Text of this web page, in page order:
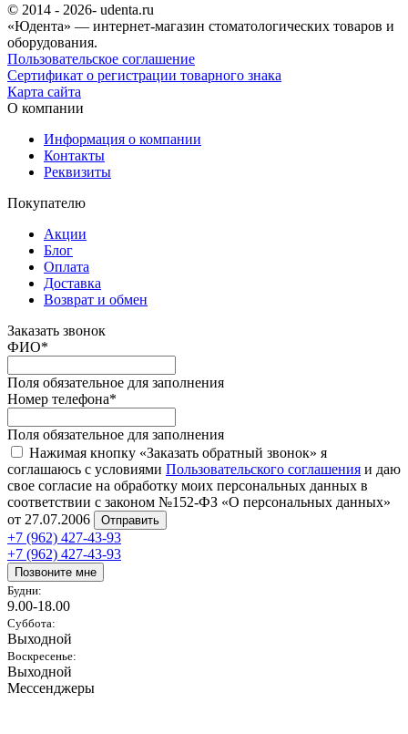
© 2014 - 2026- udenta.ru
«Юдента» — интернет-магазин стоматологических товаров и
оборудования.
Пользовательское соглашение
Сертификат о регистрации товарного знака
Карта сайта
О компании
Информация о компании
Контакты
Реквизиты
Покупателю
Акции
Блог
Оплата
Доставка
Возврат и обмен
Заказать звонок
ФИО*
Поля обязательное для заполнения
Номер телефона*
Поля обязательное для заполнения
Нажимая кнопку «Заказать обратный звонок» я
соглашаюсь с условиями Пользовательского соглашения и даю
свое согласие на обработку моих персональных данных в
соответствии с законом №152-ФЗ «О персональных данных»
от 27.07.2006
Отправить
+7 (962) 427-43-93
+7 (962) 427-43-93
Позвоните мне
Будни:
9.00-18.00
Суббота:
Выходной
Воскресенье:
Выходной
Мессенджеры